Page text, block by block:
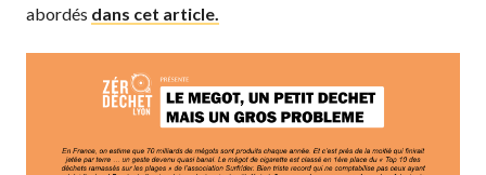
abordés dans cet article.